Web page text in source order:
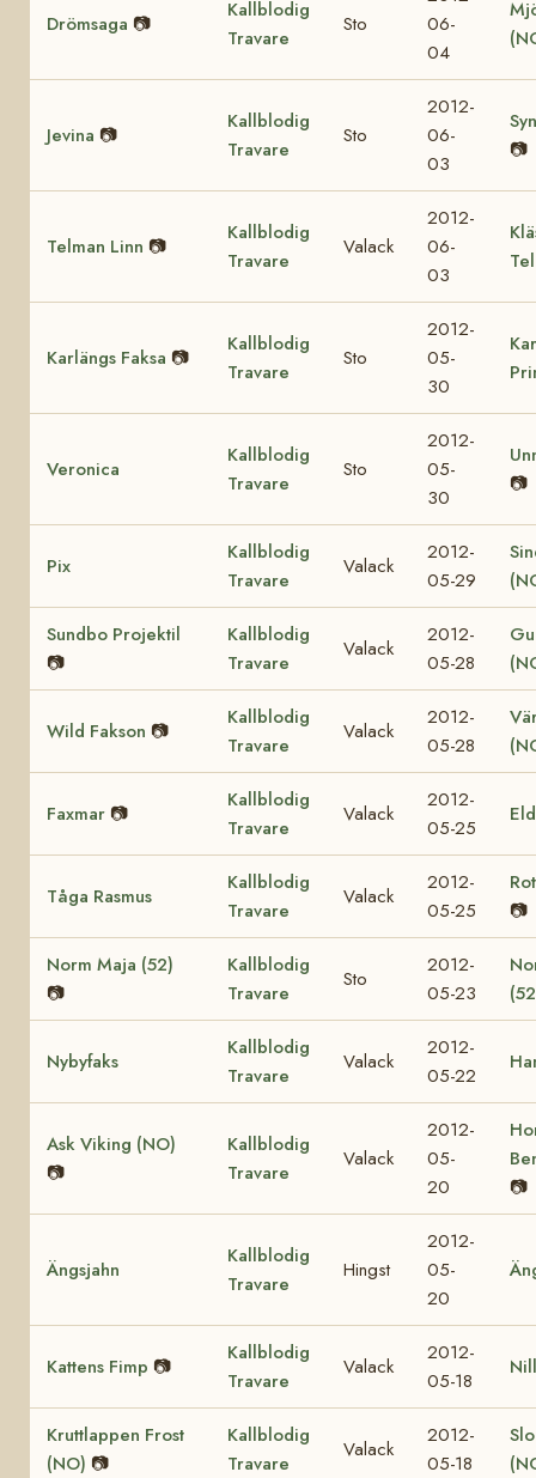
Drömsaga 📷
Kallblodig
Travare
Sto
06-
04
Jevina 📷
Kallblodig
Travare
Sto
2012-
06-
03
📷
Telman Linn 📷
Kallblodig
Travare
Valack
2012-
06-
03
Karlängs Faksa 📷
Kallblodig
Travare
Sto
2012-
05-
30
Veronica
Kallblodig
Travare
Sto
2012-
05-
30
📷
Pix
Kallblodig
Travare
Valack
2012-
05-29
Sundbo Projektil
📷
Kallblodig
Travare
Valack
2012-
05-28
Wild Fakson 📷
Kallblodig
Travare
Valack
2012-
05-28
Faxmar 📷
Kallblodig
Travare
Valack
2012-
05-25
Tåga Rasmus
Kallblodig
Travare
Valack
2012-
05-25
📷
Norm Maja (52)
📷
Kallblodig
Travare
Sto
2012-
05-23
Nybyfaks
Kallblodig
Travare
Valack
2012-
05-22
Ask Viking (NO)
📷
Kallblodig
Travare
Valack
2012-
05-
20
📷
Ängsjahn
Kallblodig
Travare
Hingst
2012-
05-
20
Kattens Fimp 📷
Kallblodig
Travare
Valack
2012-
05-18
Kruttlappen Frost
(NO) 📷
Kallblodig
Travare
Valack
2012-
05-18